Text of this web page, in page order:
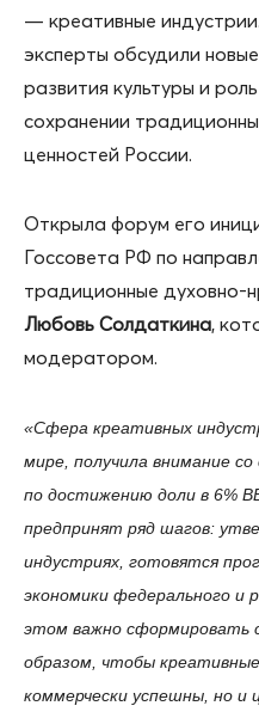
— креативные
эксперты обсудили
развития культуры и
сохранении
ценностей России.
Открыла форум его
Госсовета РФ по
традиционные духовно-
Любовь Солдаткина,
модератором.
«Сфера креативных
мире, получила внимание
по достижению доли в 6%
предпринят ряд шагов:
индустриях, готовятся
экономики федерального и
этом важно сформировать
образом, чтобы
коммерчески успешны, но и